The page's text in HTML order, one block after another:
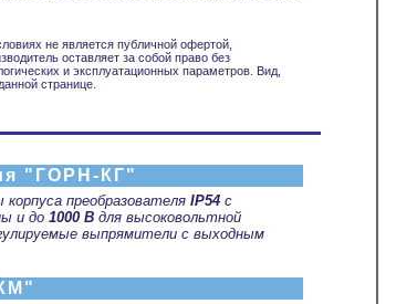
не является публичной офертой,
оставляет за собой право без
и эксплуатационных параметров. Вид,
странице.
"ГОРН-КГ"
преобразователя IP54 с
и до 1000 В для высоковольтной
выпрямители с выходным